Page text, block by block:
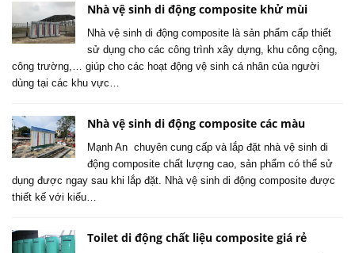
Nhà vệ sinh di động composite khử mùi
Nhà vệ sinh di động composite là sản phẩm cấp thiết
sử dụng cho các công trình xây dựng, khu công cộng,
công trường,… giúp cho các hoạt động vệ sinh cá nhân của người
dùng tại các khu vực…
Nhà vệ sinh di động composite các màu
Mạnh An chuyên cung cấp và lắp đặt nhà vệ sinh di
động composite chất lượng cao, sản phẩm có thể sử
dụng được ngay sau khi lắp đặt. Nhà vệ sinh di động composite được
thiết kế với kiểu…
Toilet di động chất liệu composite giá rẻ